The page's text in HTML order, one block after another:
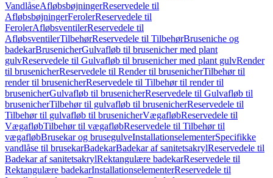
VandlåseAfløbsbøjningerReservedele til
AfløbsbøjningerFerolerReservedele til
FerolerAfløbsventilerReservedele til
AfløbsventilerTilbehørReservedele til TilbehørBruseniche og
badekarBrusenicherGulvafløb til brusenicher med plant
gulvReservedele til Gulvafløb til brusenicher med plant gulvRender
til brusenicherReservedele til Render til brusenicherTilbehør til
render til brusenicherReservedele til Tilbehør til render til
brusenicherGulvafløb til brusenicherReservedele til Gulvafløb til
brusenicherTilbehør til gulvafløb til brusenicherReservedele til
Tilbehør til gulvafløb til brusenicherVægafløbReservedele til
VægafløbTilbehør til vægafløbReservedele til Tilbehør til
vægafløbBrusekar og brusegulveInstallationselementerSpecifikke
vandlåse til brusekarBadekarBadekar af sanitetsakrylReservedele til
Badekar af sanitetsakrylRektangulære badekarReservedele til
Rektangulære badekarInstallationselementerReservedele til